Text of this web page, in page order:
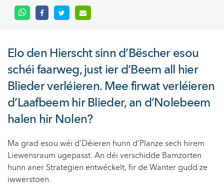
Elo den Hierscht sinn d’Bëscher esou
schéi faarweg, just ier d’Beem all hier
Blieder verléieren. Mee firwat verléieren
d’Laafbeem hir Blieder, an d’Nolebeem
halen hir Nolen?
Ma grad esou wéi d’Déieren hunn d’Planze sech hirem
Liewensraum ugepasst. An déi verschidde Bamzorten
hunn aner Strategien entwéckelt, fir de Wanter gudd ze
iwwerstoen.